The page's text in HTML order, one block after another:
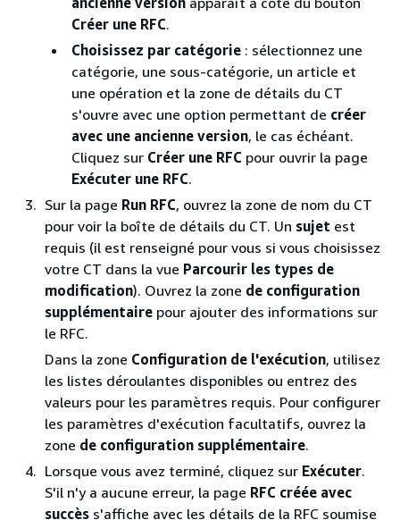
Créer une RFC.
Choisissez par catégorie : sélectionnez une
catégorie, une sous-catégorie, un article et
une opération et la zone de détails du CT
s'ouvre avec une option permettant de créer
avec une ancienne version, le cas échéant.
Cliquez sur Créer une RFC pour ouvrir la page
Exécuter une RFC.
Sur la page Run RFC, ouvrez la zone de nom du CT
pour voir la boîte de détails du CT. Un sujet est
requis (il est renseigné pour vous si vous choisissez
votre CT dans la vue Parcourir les types de
modification). Ouvrez la zone de configuration
supplémentaire pour ajouter des informations sur
le RFC.
Dans la zone Configuration de l'exécution, utilisez
les listes déroulantes disponibles ou entrez des
valeurs pour les paramètres requis. Pour configurer
les paramètres d'exécution facultatifs, ouvrez la
zone de configuration supplémentaire.
Lorsque vous avez terminé, cliquez sur Exécuter.
S'il n'y a aucune erreur, la page RFC créée avec
succès s'affiche avec les détails de la RFC soumise